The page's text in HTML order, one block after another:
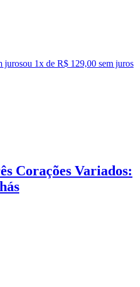
jurosou 1x de R$ 129,00 sem juros
Corações Variados: